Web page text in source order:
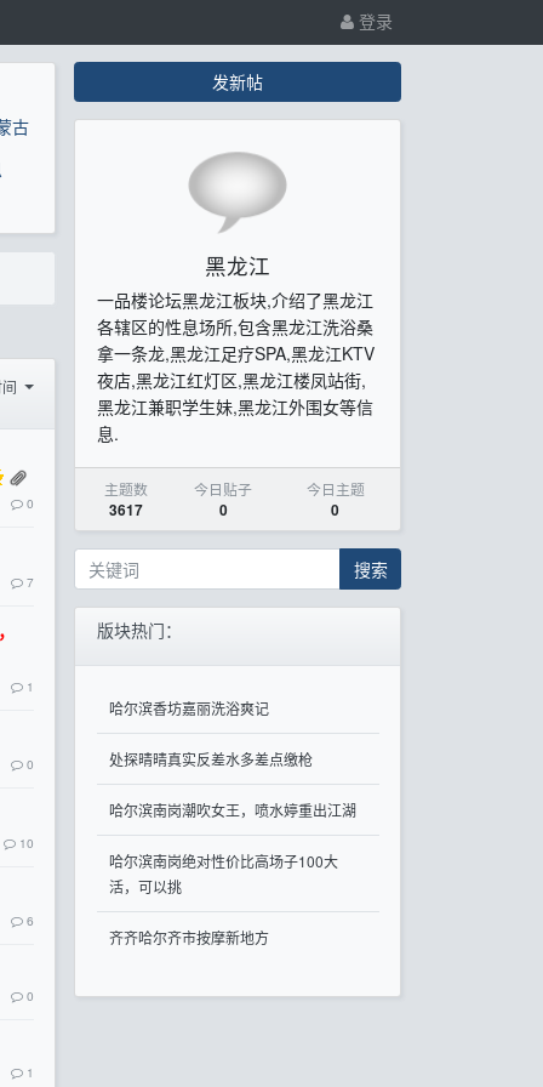
登录
古
0
7
1
0
10
6
0
1
发新帖
黑龙江
一品楼论坛黑龙江板块,介绍了黑龙江
各辖区的性息场所,包含黑龙江洗浴桑
拿一条龙,黑龙江足疗SPA,黑龙江KTV
夜店,黑龙江红灯区,黑龙江楼凤站街,
黑龙江兼职学生妹,黑龙江外围女等信
息.
主题数
3617
今日贴子
0
今日主题
0
搜索
版块热门：
哈尔滨香坊嘉丽洗浴爽记
处探晴晴真实反差水多差点缴枪
哈尔滨南岗潮吹女王，喷水婷重出江湖
哈尔滨南岗绝对性价比高场子100大
活，可以挑
齐齐哈尔齐市按摩新地方